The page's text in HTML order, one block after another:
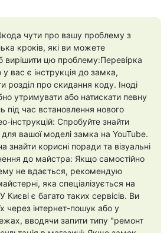
чути про вашу проблему з
кроків, які ви можете
вирішити цю проблему:Перевірка
у вас є інструкція до замка,
розділ про скидання коду. Іноді
утримувати або натискати певну
під час встановлення нового
інструкцій: Спробуйте знайти
для вашої моделі замка на YouTube.
корисні поради та візуальні
до майстра: Якщо самостійно
не вдається, рекомендую
яка спеціалізується на
Києві є багато таких сервісів. Ви
через інтернет-пошук або у
вводячи запити типу "ремонт